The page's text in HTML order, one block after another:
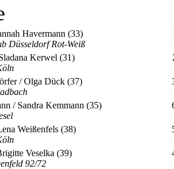
Havermann (33)
Düsseldorf Rot-Weiß
Kerwel (31)
/ Olga Dück (37)
/ Sandra Kemmann (35)
Weißenfels (38)
Veselka (39)
92/72